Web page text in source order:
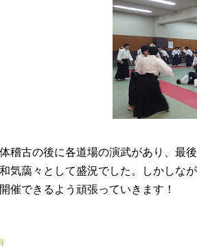
稽古の後に各道場の演武があり、最
気藹々として盛況でした。しかしな
催できるよう頑張っていきます！